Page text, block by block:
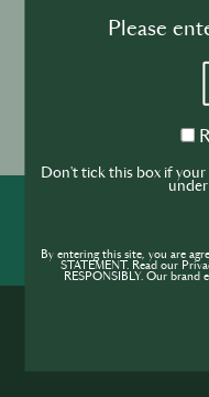
Rejoignez la
à
Please
Don't tick this box if your
By entering this site, you are
STATEMENT. Read our
RESPONSIBLY. Our brand